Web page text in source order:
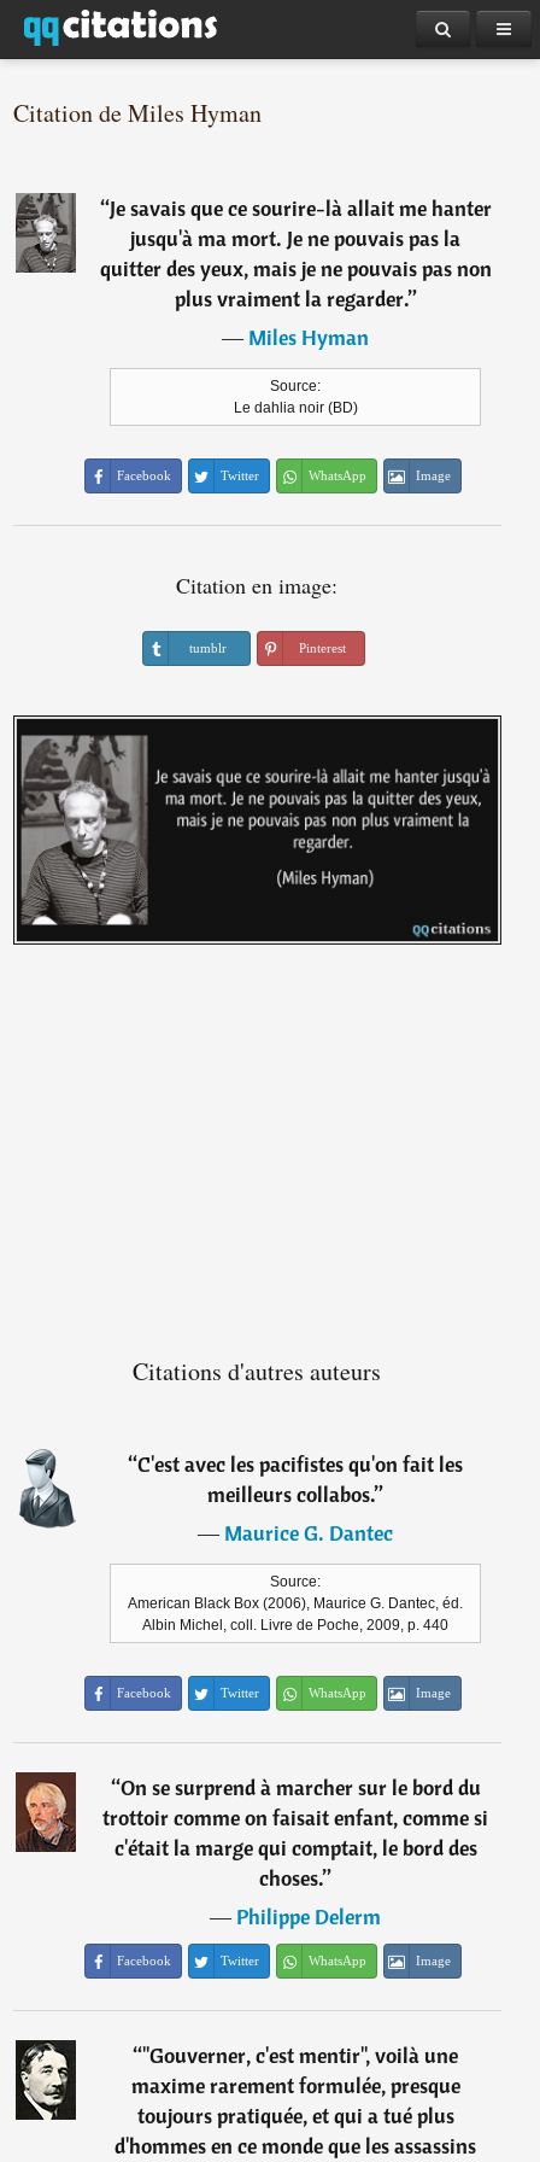
Citation de Miles Hyman
“Je savais que ce sourire-là allait me hanter
jusqu'à ma mort. Je ne pouvais pas la
quitter des yeux, mais je ne pouvais pas non
plus vraiment la regarder.”
―Miles Hyman
Source:
Le dahlia noir (BD)
Facebook Twitter WhatsApp Image
Citation en image:
tumblr Pinterest
Citations d'autres auteurs
“C'est avec les pacifistes qu'on fait les
meilleurs collabos.”
―Maurice G. Dantec
Source:
American Black Box (2006), Maurice G. Dantec, éd.
Albin Michel, coll. Livre de Poche, 2009, p. 440
Facebook Twitter WhatsApp Image
“On se surprend à marcher sur le bord du
trottoir comme on faisait enfant, comme si
c'était la marge qui comptait, le bord des
choses.”
―Philippe Delerm
Facebook Twitter WhatsApp Image
“"Gouverner, c'est mentir", voilà une
maxime rarement formulée, presque
toujours pratiquée, et qui a tué plus
d'hommes en ce monde que les assassins